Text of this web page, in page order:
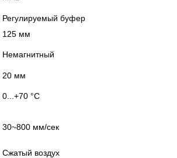
Регулируемый буфер
125 мм
Немагнитный
20 мм
0...+70 °С
30~800 мм/сек
Сжатый воздуx